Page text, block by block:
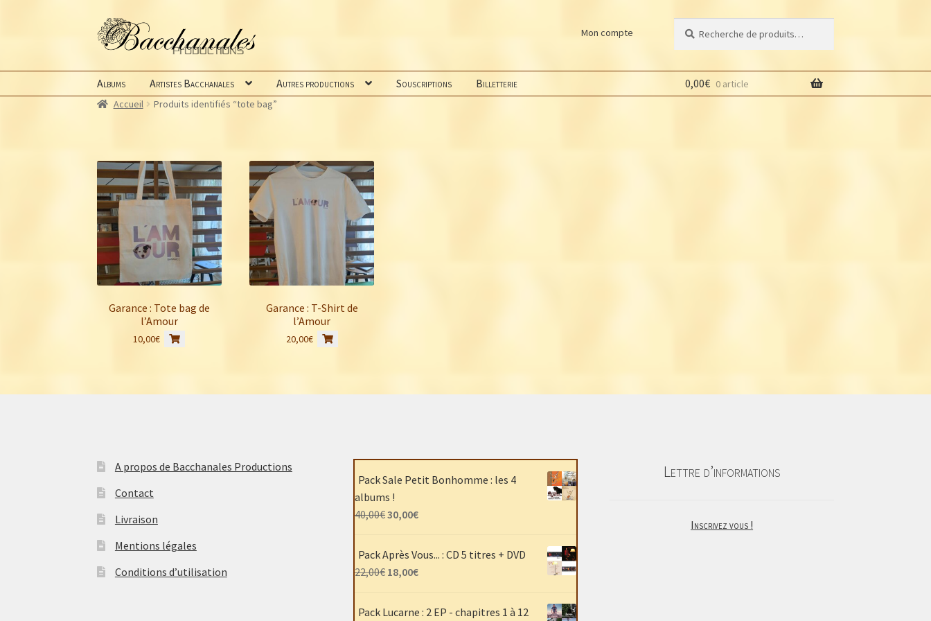
Aller
à
navigation
Aller
au
Mon compte
pour :
Albums Artistes Bacchanales Autres productions Souscriptions Billetterie 0,00€ 0 article
Accueil
Produits identifiés “tote bag”
Garance : Tote bag de
l’Amour
10,00€
Garance : T-Shirt de
l’Amour
20,00€
variations.
être
choisies
page
produit
A propos de Bacchanales Productions
Contact
Livraison
Mentions légales
Conditions d’utilisation
Pack Sale Petit Bonhomme : les 4
albums !
40,00€Le
initial
était :
30,00€Le
actuel
Pack Après Vous... : CD 5 titres + DVD
22,00€ Le
18,00€Le
actuel
Pack Lucarne : 2 EP - chapitres 1 à 12
Lettre d’informations
Inscrivez vous !